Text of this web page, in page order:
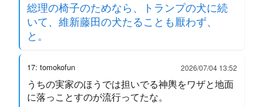
総理の椅子のためなら、トランプの犬に続
いて、維新藤田の犬たることも厭わず、
と。
17: tomokofun 2026/07/04 13:52
うちの実家のほうでは担いでる神輿をワザと地面
に落っことすのが流行ってたな。